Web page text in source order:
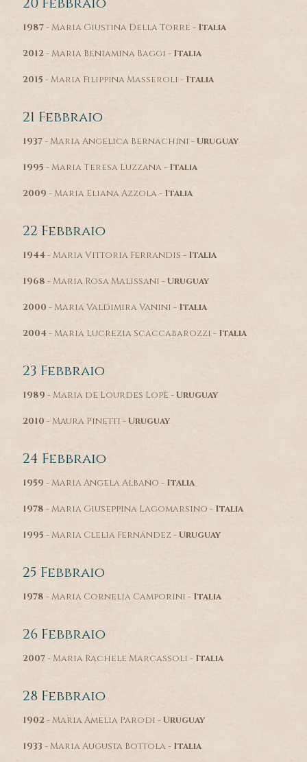
1987- Maria Giustina Della Torre - Italia
2012- Maria Beniamina Baggi - Italia
2015 - Maria Filippina Masseroli - Italia
21 Febbraio
1937- Maria Angelica Bernachini -Uruguay
1995 - Maria Teresa Luzzana - Italia
2009 - Maria Eliana Azzola - Italia
22 Febbraio
1944- Maria Vittoria Ferrandis - Italia
1968 - Maria Rosa Malissani -Uruguay
2000 - Maria Valdimira Vanini - Italia
2004- Maria Lucrezia Scaccabarozzi - Italia
23 Febbraio
1989 - Maria de Lourdes Lopè -Uruguay
2010 - Maura Pinetti -Uruguay
24 Febbraio
1959 - Maria Angela Albano - Italia
1978 - Maria Giuseppina Lagomarsino - Italia
1995 - Maria Clelia Fernández -Uruguay
25 Febbraio
1978 - Maria Cornelia Camporini - Italia
26 Febbraio
2007- Maria Rachele Marcassoli - Italia
28 Febbraio
1902- Maria Amelia Parodi -Uruguay
1933 - Maria Augusta Bottola - Italia